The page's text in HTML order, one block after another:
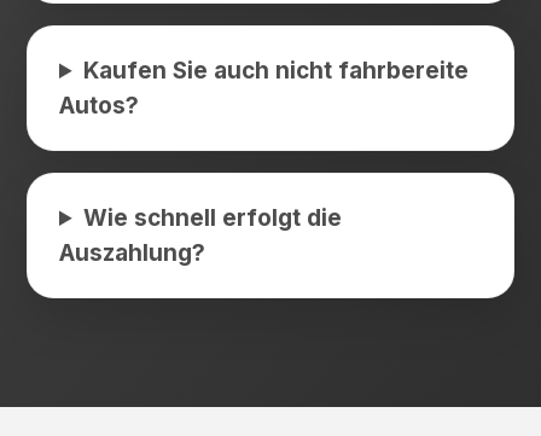
Kaufen Sie auch nicht fahrbereite
Autos?
Wie schnell erfolgt die
Auszahlung?